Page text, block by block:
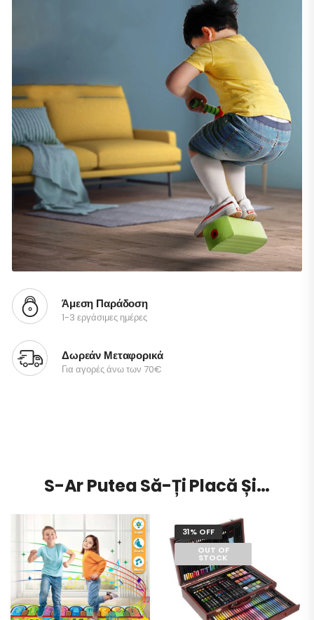
Άμεση Παράδοση
1-3 εργάσιμες ημέρες
Δωρεάν Μεταφορικά
Για αγορές άνω των 70€
S-Ar Putea Să-Ți Placă Și…
31% OFF
OUT OF
STOCK